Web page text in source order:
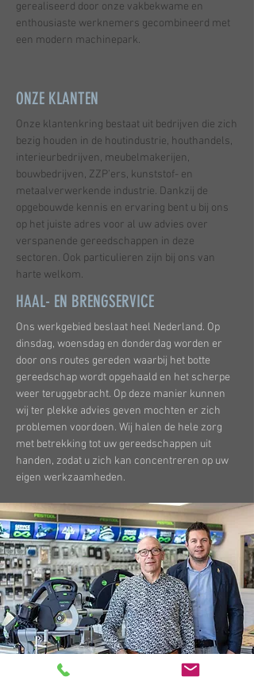
gerealiseerd door onze vakbekwame en
enthousiaste werknemers gecombineerd met
een modern machinepark.
ONZE KLANTEN
Onze klantenkring bestaat uit bedrijven die zich
bezig houden in de houtindustrie, houthandels,
interieurbedrijven, meubelmakerijen,
bouwbedrijven, ZZP’ers, kunststof- en
metaalverwerkende industrie. Dankzij de
opgebouwde kennis en ervaring bent u bij ons
op het juiste adres voor al uw advies over
verspanende gereedschappen in deze
sectoren. Ook particulieren zijn bij ons van
harte welkom.
HAAL- EN BRENGSERVICE
Ons werkgebied beslaat heel Nederland. Op
dinsdag, woensdag en donderdag worden er
door ons routes gereden waarbij het botte
gereedschap wordt opgehaald en het scherpe
weer teruggebracht. Op deze manier kunnen
wij ter plekke advies geven mochten er zich
problemen voordoen. Wij halen de hele zorg
met betrekking tot uw gereedschappen uit
handen, zodat u zich kan concentreren op uw
eigen werkzaamheden.